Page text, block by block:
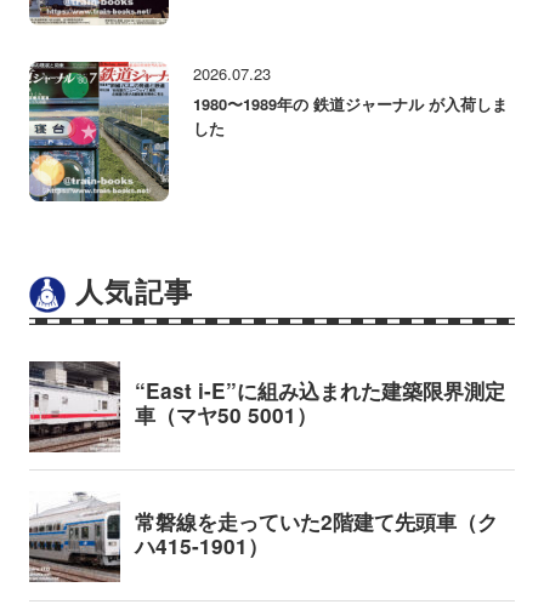
2026.07.23
1980〜1989年の 鉄道ジャーナル が入荷しま
した
人気記事